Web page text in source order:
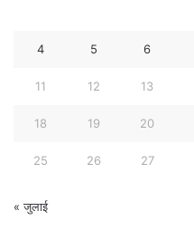
4 5 6
11 12 13
18 19 20
25 26 27
« जुलाई